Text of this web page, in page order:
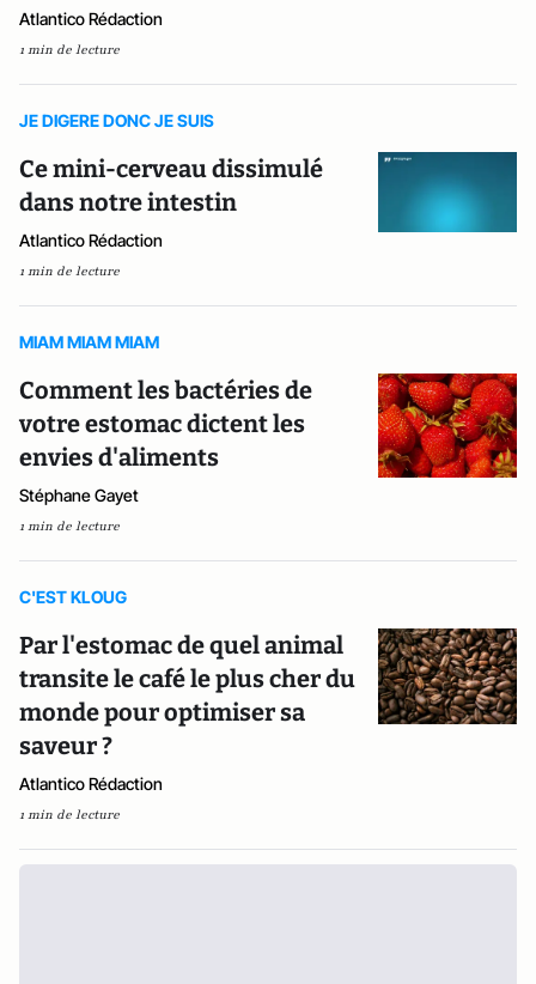
Atlantico Rédaction
1 min de lecture
JE DIGERE DONC JE SUIS
Ce mini-cerveau dissimulé
dans notre intestin
Atlantico Rédaction
1 min de lecture
MIAM MIAM MIAM
Comment les bactéries de
votre estomac dictent les
envies d'aliments
Stéphane Gayet
1 min de lecture
C'EST KLOUG
Par l'estomac de quel animal
transite le café le plus cher du
monde pour optimiser sa
saveur ?
Atlantico Rédaction
1 min de lecture